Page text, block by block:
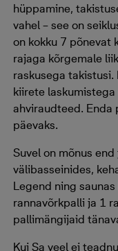
hüppamine,
vahel – see on
on kokku 7 põnevat
rajaga kõrgemale
raskusega takistusi.
kiirete
ahviraudteed. Enda
päevaks.
Suvel on mõnus
välibasseinides,
Legend ning
rannavõrkpalli ja 1
pallimängijaid
Kui Sa veel ei